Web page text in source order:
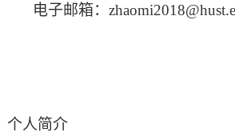
电子邮箱：
个人简介